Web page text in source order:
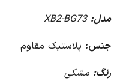
مدل: XB2-BG73
جنس: پلاستیک مقاوم
رنگ: مشکی